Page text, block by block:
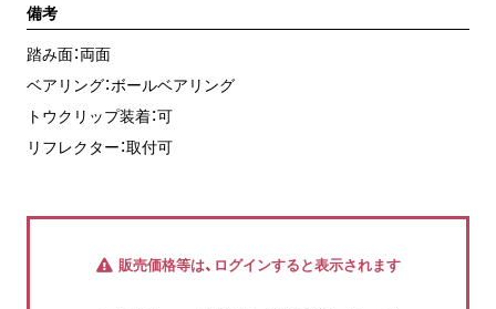
備考
踏み面：両面
ベアリング：ボールベアリング
トウクリップ装着：可
リフレクター：取付可
販売価格等は、ログインすると表示されます